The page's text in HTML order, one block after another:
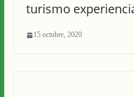
turismo
15 octubre, 2020